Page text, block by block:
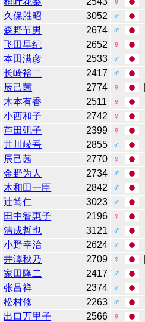
久保胜昭 3052
♂
森野节男 2674
♂
飞田早纪 2652
♀
本田满彦 2533
♂
长崎裕二 2417
♂
辰己茜 2774 ♀
木本有香 2511
♀
小西和子 2742
♀
芦田矶子 2399
♀
井川崚吾 2855
♂
辰己茜 2770
♀
金野为人 2734
♂
木和田一臣 2842
♂
辻笃仁 3023
♂
田中智惠子 2196
♀
清成哲也 3121
♂
小野幸治 2624
♂
井澤秋乃 2709 ♀
家田隆二 2417
♂
张吕祥 2374
♂
松村修 2263
♂
出口万里子 2566
♀